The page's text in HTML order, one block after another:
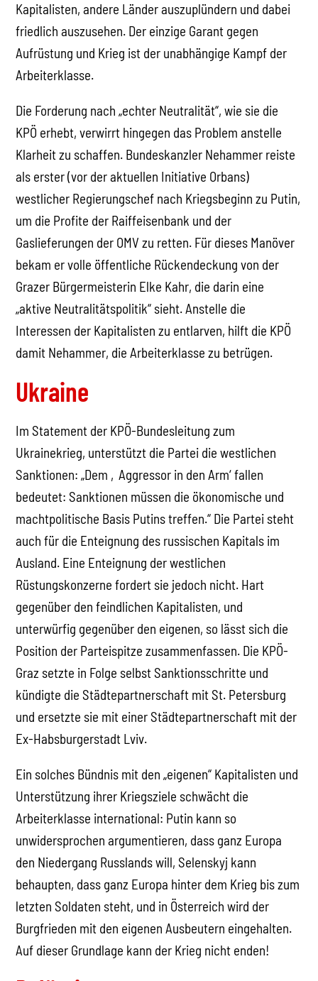
Kapitalisten, andere Länder auszuplündern und dabei
friedlich auszusehen. Der einzige Garant gegen
Aufrüstung und Krieg ist der unabhängige Kampf der
Arbeiterklasse.
Die Forderung nach „echter Neutralität“, wie sie die
KPÖ erhebt, verwirrt hingegen das Problem anstelle
Klarheit zu schaffen. Bundeskanzler Nehammer reiste
als erster (vor der aktuellen Initiative Orbans)
westlicher Regierungschef nach Kriegsbeginn zu Putin,
um die Profite der Raiffeisenbank und der
Gaslieferungen der OMV zu retten. Für dieses Manöver
bekam er volle öffentliche Rückendeckung von der
Grazer Bürgermeisterin Elke Kahr, die darin eine
„aktive Neutralitätspolitik“ sieht. Anstelle die
Interessen der Kapitalisten zu entlarven, hilft die KPÖ
damit Nehammer, die Arbeiterklasse zu betrügen.
Ukraine
Im Statement der KPÖ-Bundesleitung zum
Ukrainekrieg, unterstützt die Partei die westlichen
Sanktionen: „Dem ‚Aggressor in den Arm‘ fallen
bedeutet: Sanktionen müssen die ökonomische und
machtpolitische Basis Putins treffen.“ Die Partei steht
auch für die Enteignung des russischen Kapitals im
Ausland. Eine Enteignung der westlichen
Rüstungskonzerne fordert sie jedoch nicht. Hart
gegenüber den feindlichen Kapitalisten, und
unterwürfig gegenüber den eigenen, so lässt sich die
Position der Parteispitze zusammenfassen. Die KPÖ-
Graz setzte in Folge selbst Sanktionsschritte und
kündigte die Städtepartnerschaft mit St. Petersburg
und ersetzte sie mit einer Städtepartnerschaft mit der
Ex-Habsburgerstadt Lviv.
Ein solches Bündnis mit den „eigenen“ Kapitalisten und
Unterstützung ihrer Kriegsziele schwächt die
Arbeiterklasse international: Putin kann so
unwidersprochen argumentieren, dass ganz Europa
den Niedergang Russlands will, Selenskyj kann
behaupten, dass ganz Europa hinter dem Krieg bis zum
letzten Soldaten steht, und in Österreich wird der
Burgfrieden mit den eigenen Ausbeutern eingehalten.
Auf dieser Grundlage kann der Krieg nicht enden!